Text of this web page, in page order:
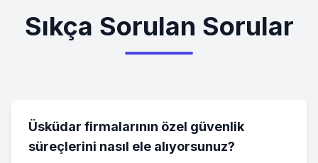
Sıkça Sorulan Sorular
Üsküdar firmalarının özel güvenlik
süreçlerini nasıl ele alıyorsunuz?